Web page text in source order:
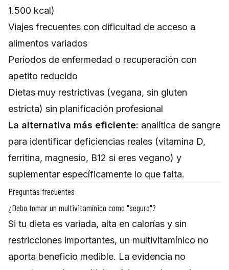
1.500 kcal)
Viajes frecuentes con dificultad de acceso a
alimentos variados
Períodos de enfermedad o recuperación con
apetito reducido
Dietas muy restrictivas (vegana, sin gluten
estricta) sin planificación profesional
La alternativa más eficiente: analítica de sangre
para identificar deficiencias reales (vitamina D,
ferritina, magnesio, B12 si eres vegano) y
suplementar específicamente lo que falta.
Preguntas frecuentes
¿Debo tomar un multivitamínico como "seguro"?
Si tu dieta es variada, alta en calorías y sin
restricciones importantes, un multivitamínico no
aporta beneficio medible. La evidencia no